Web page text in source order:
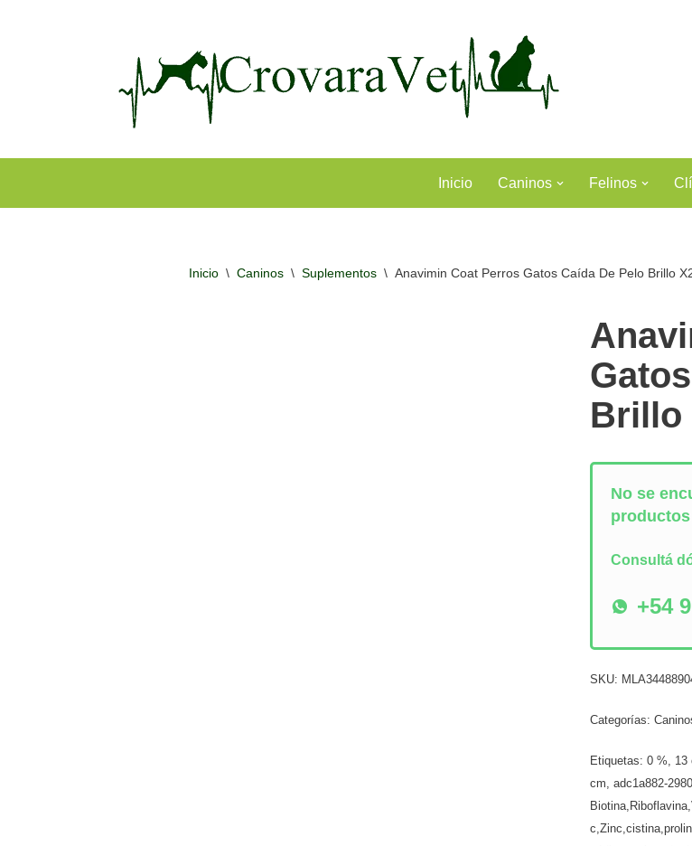
Inicio Caninos Felinos
Inicio \ Caninos \ Suplementos \ Anavimin Coat Perros Gatos Caída De Pelo Brillo
Brillo
No se
Consultá
+54
SKU:
Categorías:
Etiquetas:0 %, 13
cm,adc1a882-